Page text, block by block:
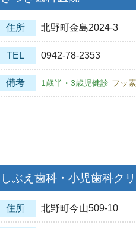
住所 北野町金島2024-3
TEL 0942-78-2353
備考 1歳半・3歳児健診 フッ
しぶえ歯科・小児歯科ク
住所 北野町今山509-10